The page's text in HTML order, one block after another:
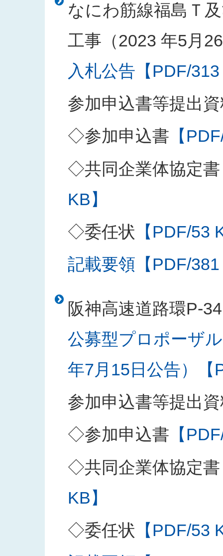
なにわ筋線福島Ｔ
工事（2023 年5月
入札公告【PDF/
参加申込書等提出
◇参加申込書 【
◇共同企業体協定書
KB】
◇委任状 【PDF/53
記載要領【PDF/
阪神高速道路環P-
公募型プロポーザ
年7月15日公告）【
参加申込書等提出
◇参加申込書 【
◇共同企業体協定書
KB】
◇委任状 【PDF/53